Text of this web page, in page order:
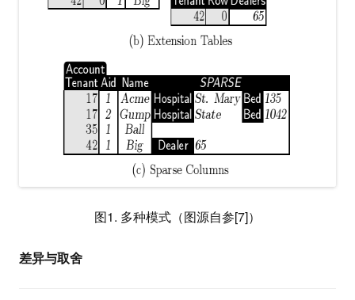
图1. 多种模式（图源自参[7]）
差异与取舍